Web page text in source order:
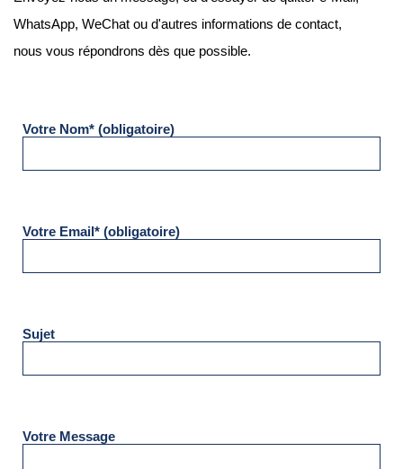
WhatsApp, WeChat ou d'autres informations de contact,
nous vous répondrons dès que possible.
Votre Nom* (obligatoire)
Votre Email* (obligatoire)
Sujet
Votre Message